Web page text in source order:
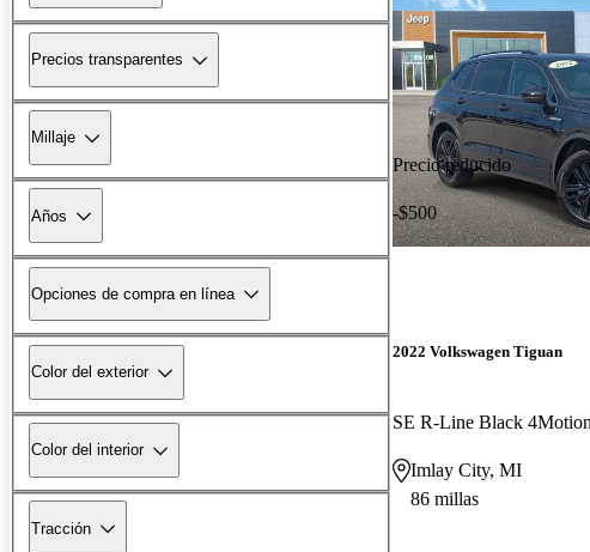
Precios transparentes
Millaje
Años
Opciones de compra en línea
Color del exterior
Color del interior
Tracción
Precio reducido
-$500
2022 Volkswagen Tiguan
SE R-Line Black 4Motion
Imlay City, MI
86 millas